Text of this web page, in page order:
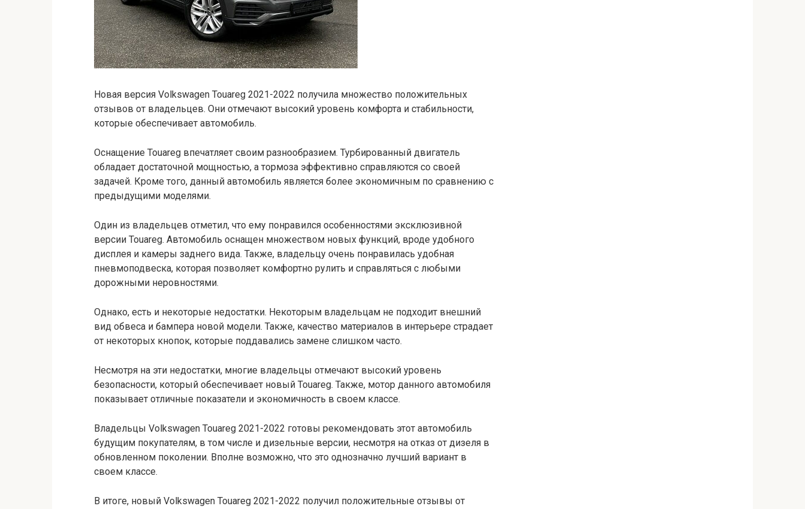
Новая версия Volkswagen Touareg 2021-2022 получила множество положительных
отзывов от владельцев. Они отмечают высокий уровень комфорта и стабильности,
которые обеспечивает автомобиль.
Оснащение Touareg впечатляет своим разнообразием. Турбированный двигатель
обладает достаточной мощностью, а тормоза эффективно справляются со своей
задачей. Кроме того, данный автомобиль является более экономичным по сравнению с
предыдущими моделями.
Один из владельцев отметил, что ему понравился особенностями эксклюзивной
версии Touareg. Автомобиль оснащен множеством новых функций, вроде удобного
дисплея и камеры заднего вида. Также, владельцу очень понравилась удобная
пневмоподвеска, которая позволяет комфортно рулить и справляться с любыми
дорожными неровностями.
Однако, есть и некоторые недостатки. Некоторым владельцам не подходит внешний
вид обвеса и бампера новой модели. Также, качество материалов в интерьере страдает
от некоторых кнопок, которые поддавались замене слишком часто.
Несмотря на эти недостатки, многие владельцы отмечают высокий уровень
безопасности, который обеспечивает новый Touareg. Также, мотор данного автомобиля
показывает отличные показатели и экономичность в своем классе.
Владельцы Volkswagen Touareg 2021-2022 готовы рекомендовать этот автомобиль
будущим покупателям, в том числе и дизельные версии, несмотря на отказ от дизеля в
обновленном поколении. Вполне возможно, что это однозначно лучший вариант в
своем классе.
В итоге, новый Volkswagen Touareg 2021-2022 получил положительные отзывы от